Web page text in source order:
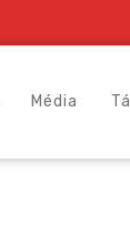
Média